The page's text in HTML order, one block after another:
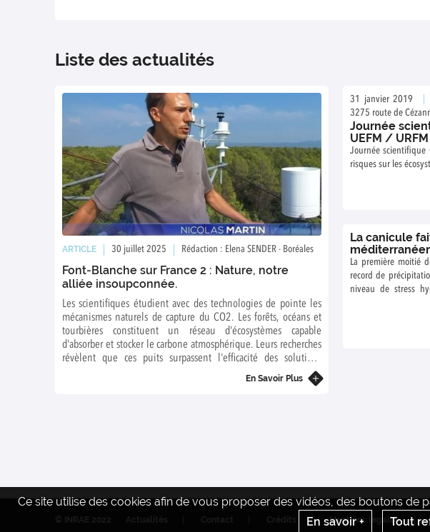
Liste des actualités
ARTICLE 30 juillet 2025 Rédaction : Elena SENDER - Boréales
Font-Blanche sur France 2 : Nature, notre
alliée insoupconnée.
Les scientifiques étudient avec des technologies de pointe les
mécanismes naturels de capture du CO2. Les forêts, océans et
tourbières constituent un réseau d'écosystèmes capable
d'absorber et stocker le carbone atmosphérique. Leurs recherches
révèlent que ces puits surpassent l'efficacité des solutions
technologiques, soulignant l'importance vitale de leur
En Savoir Plus
31 janvier 2019
3275 route de
Journée
UEFM /
Journée scientifique
risques sur les
La canicule
carbone
La première moitié
record de
niveau de stress
Ce site utilise des cookies afin de vous proposer des vidéos, des boutons
En savoir +
Tout
Mentions legales